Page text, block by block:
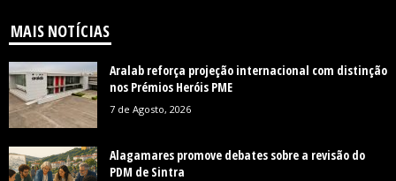
MAIS NOTÍCIAS
Aralab reforça projeção internacional com distinção
nos Prémios Heróis PME
7 de Agosto, 2026
Alagamares promove debates sobre a revisão do
PDM de Sintra